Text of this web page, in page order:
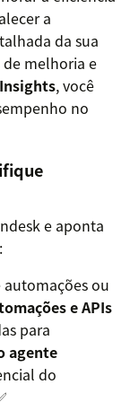
a
da sua
de melhoria e
, você
no
e aponta
automações ou
e APIs
para
agente
do